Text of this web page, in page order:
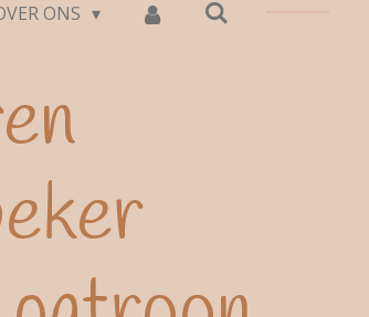
ONS